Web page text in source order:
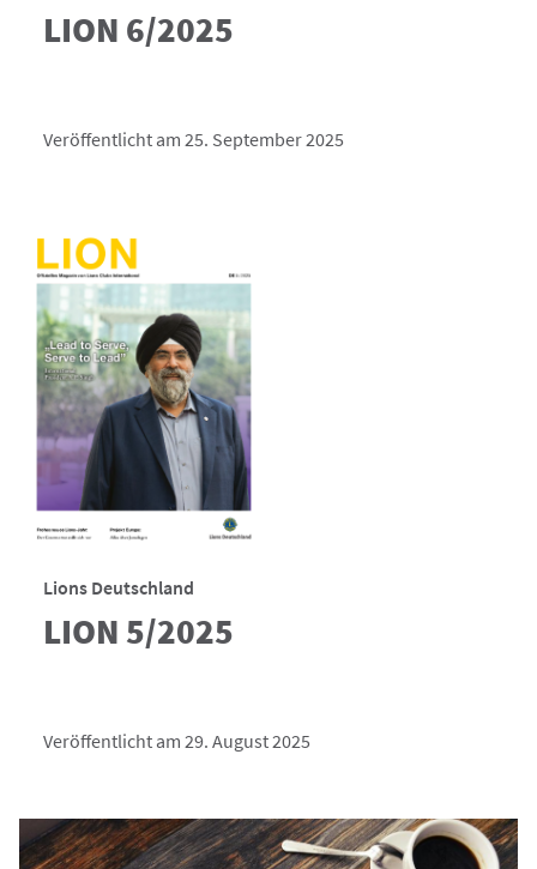
LION 6/2025
Veröffentlicht am 25. September 2025
Lions Deutschland
LION 5/2025
Veröffentlicht am 29. August 2025